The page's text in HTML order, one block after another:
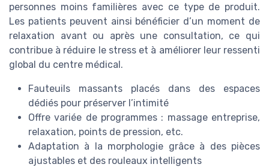
personnes moins familières avec ce type de produit.
Les patients peuvent ainsi bénéficier d’un moment de
relaxation avant ou après une consultation, ce qui
contribue à réduire le stress et à améliorer leur ressenti
global du centre médical.
Fauteuils massants placés dans des espaces
dédiés pour préserver l’intimité
Offre variée de programmes : massage entreprise,
relaxation, points de pression, etc.
Adaptation à la morphologie grâce à des pièces
ajustables et des rouleaux intelligents